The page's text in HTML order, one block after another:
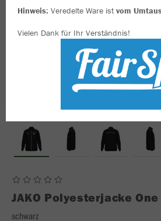
JAKO Polyesterjacke One
schwarz
Hinweis: Veredelte Ware istvom
Vielen Dank für Ihr Verständnis!
Alle
Alle
mehr
Datenschutz